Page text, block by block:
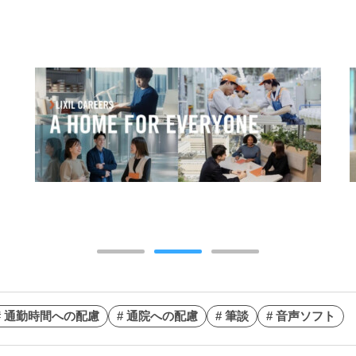
通勤時間への配慮 # 通院への配慮 # 筆談 # 音声ソフト